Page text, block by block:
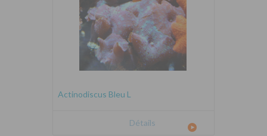
Actinodiscus Bleu L
Détails